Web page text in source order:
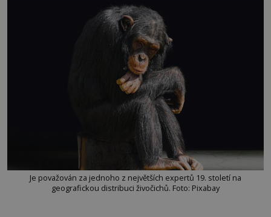
Je považován za jednoho z největších expertů 19. století na
geografickou distribuci živočichů. Foto: Pixabay